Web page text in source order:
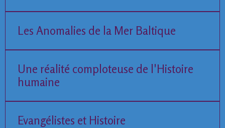
Les Anomalies de la Mer Baltique
Une réalité comploteuse de l'Histoire
humaine
Evangélistes et Histoire